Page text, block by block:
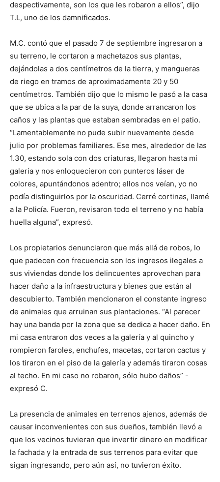
despectivamente, son los que les robaron a ellos”, dijo
T.L, uno de los damnificados.
M.C. contó que el pasado 7 de septiembre ingresaron a
su terreno, le cortaron a machetazos sus plantas,
dejándolas a dos centímetros de la tierra, y mangueras
de riego en tramos de aproximadamente 20 y 50
centímetros. También dijo que lo mismo le pasó a la casa
que se ubica a la par de la suya, donde arrancaron los
caños y las plantas que estaban sembradas en el patio.
“Lamentablemente no pude subir nuevamente desde
julio por problemas familiares. Ese mes, alrededor de las
1.30, estando sola con dos criaturas, llegaron hasta mi
galería y nos enloquecieron con punteros láser de
colores, apuntándonos adentro; ellos nos veían, yo no
podía distinguirlos por la oscuridad. Cerré cortinas, llamé
a la Policía. Fueron, revisaron todo el terreno y no había
huella alguna”, expresó.
Los propietarios denunciaron que más allá de robos, lo
que padecen con frecuencia son los ingresos ilegales a
sus viviendas donde los delincuentes aprovechan para
hacer daño a la infraestructura y bienes que están al
descubierto. También mencionaron el constante ingreso
de animales que arruinan sus plantaciones. “Al parecer
hay una banda por la zona que se dedica a hacer daño. En
mi casa entraron dos veces a la galería y al quincho y
rompieron faroles, enchufes, macetas, cortaron cactus y
los tiraron en el piso de la galería y además tiraron cosas
al techo. En mi caso no robaron, sólo hubo daños” -
expresó C.
La presencia de animales en terrenos ajenos, además de
causar inconvenientes con sus dueños, también llevó a
que los vecinos tuvieran que invertir dinero en modificar
la fachada y la entrada de sus terrenos para evitar que
sigan ingresando, pero aún así, no tuvieron éxito.